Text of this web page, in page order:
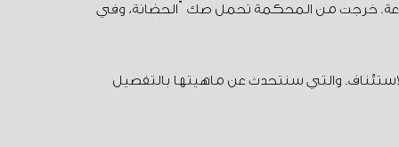
خرجت من المحكمة تحمل صكّ الحضانة، وفي
والتي سنتحدث عن ماهيتها بالتفصيل